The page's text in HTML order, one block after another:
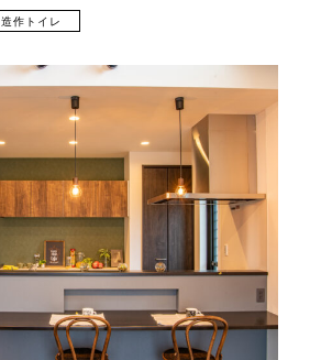
造作トイレ